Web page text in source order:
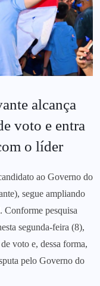
alcança
voto e entra
o líder
ao Governo do
segue ampliando
Conforme pesquisa
segunda-feira (8),
voto e, dessa forma,
pelo Governo do